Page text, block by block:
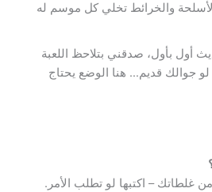
والخرائط تخلي كل موسم له
أول بأول، صدقني بتلاحظ اللعبة
جوالك قديم… هنا الوضع يحتاج
غلطاتك – اكتبها لو تطلب الأمر.